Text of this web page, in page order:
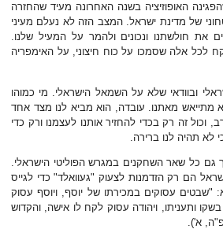
האופוזיציה בשנה האחרונה מעיד שהחזרה
של מדינת ישראל. המצב הזה לא נעלם מעיני
את חולשתנו ונכונים ולהמר על המעיל שלנו.
לכל אלה שסמכו על כוח חיצוני, על האימפריה
ובוודאי שלא על השמאל הישראלי. מי כמוהו
מתייאש מאתנו. עובדה, הוא מביא לנו מצד אחד
זה רק בכדי להחזיר אותנו לעצמנו ורק כדי
לא תהיה לנו ברירה.
גם כל שאר השחקנים במגרש הפוליטי הישראלי.
הם רק הזדמנות לצעוק "געוואלד" כדי לגייס
"שבטים עסוקים במכירתו של יוסף, ויוסף עסוק
ותעניתו, ויהודה עסוק לקח לו אישה, והקדוש
א').